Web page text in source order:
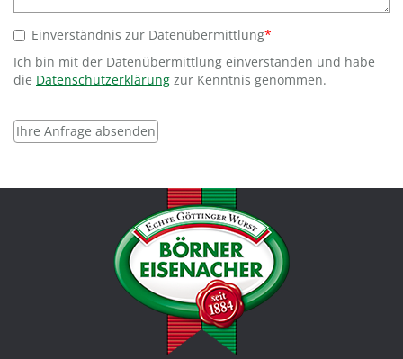
Einverständnis zur Datenübermittlung
Ich bin mit der Datenübermittlung einverstanden und habe
die Datenschutzerklärung zur Kenntnis genommen.